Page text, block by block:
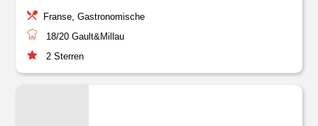
Franse, Gastronomische
18/20 Gault&Millau
2 Sterren